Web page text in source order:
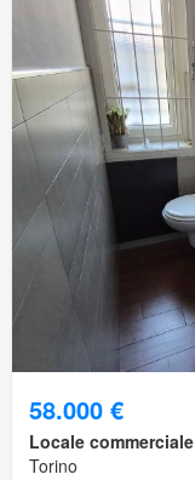
58.000 €
Locale commerciale
Torino